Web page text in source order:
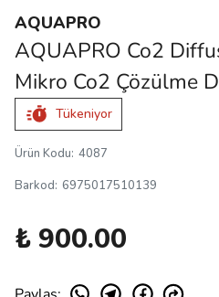
AQUAPRO
AQUAPRO Co2
Mikro Co2 Çözülme
Tükeniyor
Ürün Kodu: 4087
Barkod: 6975017510139
₺ 900.00